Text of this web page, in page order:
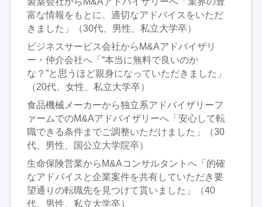
富な情報をもとに、適切なアドバイスをいただ
きました」（30代、男性、私立大学卒）
ビジネスサービス会社からM&Aアドバイザリ
ー・仲介会社へ「“本当に無料で良いのか
な？”と思うほど親身になっていただきました」
（20代、女性、私立大学卒）
食品機械メーカーから独立系アドバイザリーフ
ァームでのM&Aアドバイザリーへ「安心して転
職できる条件までご調整いただけました」（30
代、男性、国公立大学院卒）
生命保険営業からM&Aコンサルタントへ「的確
なアドバイスと企業案件を共有していただき要
望通りの転職先を見つけて貰いました」（40
代、男性、私立大学卒）